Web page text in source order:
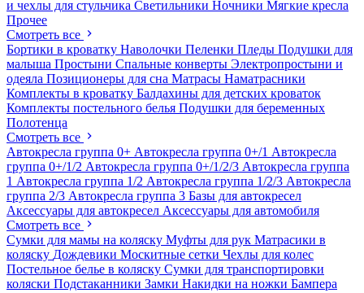
и чехлы для стульчика Светильники Ночники Мягкие кресла
Прочее
Смотреть все
Бортики в кроватку Наволочки Пеленки Пледы Подушки для
малыша Простыни Спальные конверты Электропростыни и
одеяла Позиционеры для сна Матрасы Наматрасники
Комплекты в кроватку Балдахины для детских кроваток
Комплекты постельного белья Подушки для беременных
Полотенца
Смотреть все
Автокресла группа 0+ Автокресла группа 0+/1 Автокресла
группа 0+/1/2 Автокресла группа 0+/1/2/3 Автокресла группа
1 Автокресла группа 1/2 Автокресла группа 1/2/3 Автокресла
группа 2/3 Автокресла группа 3 Базы для автокресел
Аксессуары для автокресел Аксессуары для автомобиля
Смотреть все
Сумки для мамы на коляску Муфты для рук Матрасики в
коляску Дождевики Москитные сетки Чехлы для колес
Постельное белье в коляску Сумки для транспортировки
коляски Подстаканники Замки Накидки на ножки Бампера